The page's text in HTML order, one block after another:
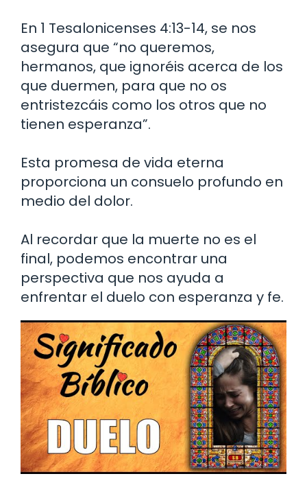
En 1 Tesalonicenses 4:13-14, se nos
asegura que “no queremos,
hermanos, que ignoréis acerca de los
que duermen, para que no os
entristezcáis como los otros que no
tienen esperanza”.
Esta promesa de vida eterna
proporciona un consuelo profundo en
medio del dolor.
Al recordar que la muerte no es el
final, podemos encontrar una
perspectiva que nos ayuda a
enfrentar el duelo con esperanza y fe.